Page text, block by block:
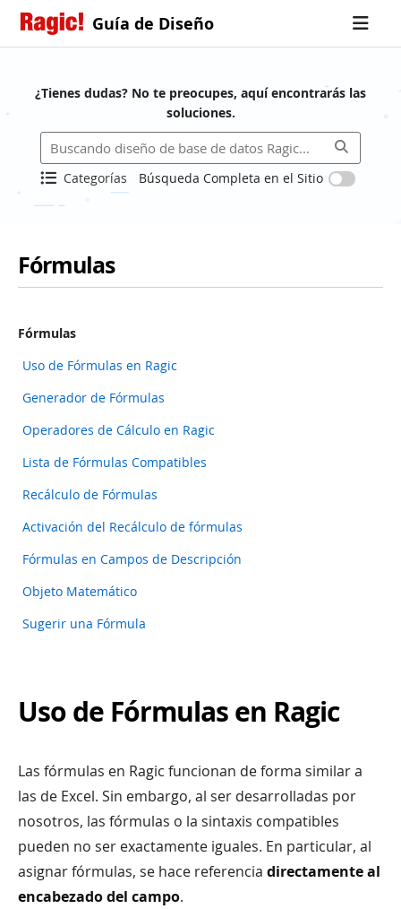
Guía de Diseño
¿Tienes dudas? No te preocupes, aquí encontrarás las
soluciones.
Categorías Búsqueda Completa en el Sitio
Fórmulas
Fórmulas
Uso de Fórmulas en Ragic
Generador de Fórmulas
Operadores de Cálculo en Ragic
Lista de Fórmulas Compatibles
Recálculo de Fórmulas
Activación del Recálculo de fórmulas
Fórmulas en Campos de Descripción
Objeto Matemático
Sugerir una Fórmula
Uso de Fórmulas en Ragic
Las fórmulas en Ragic funcionan de forma similar a
las de Excel. Sin embargo, al ser desarrolladas por
nosotros, las fórmulas o la sintaxis compatibles
pueden no ser exactamente iguales. En particular, al
asignar fórmulas, se hace referencia directamente al
encabezado del campo.